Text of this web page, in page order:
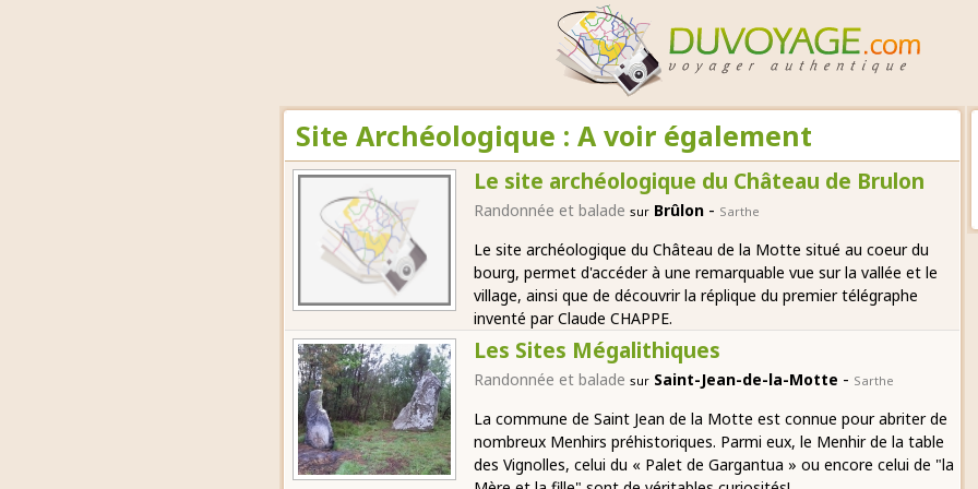
Site Archéologique : A voir également
Le site archéologique du Château de Brulon
Randonnée et balade sur Brûlon - Sarthe
Le site archéologique du Château de la Motte situé au coeur du
bourg, permet d'accéder à une remarquable vue sur la vallée et le
village, ainsi que de découvrir la réplique du premier télégraphe
inventé par Claude CHAPPE.
Les Sites Mégalithiques
Randonnée et balade sur Saint-Jean-de-la-Motte - Sarthe
La commune de Saint Jean de la Motte est connue pour abriter de
nombreux Menhirs préhistoriques. Parmi eux, le Menhir de la table
des Vignolles, celui du « Palet de Gargantua » ou encore celui de "la